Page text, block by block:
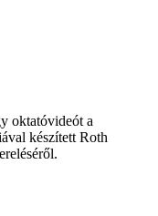
oktatóvideót a
készített Roth